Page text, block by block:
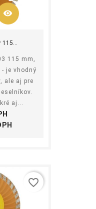
visibility
115 mm,
je vhodný
ale aj pre
aj...
favorite_border